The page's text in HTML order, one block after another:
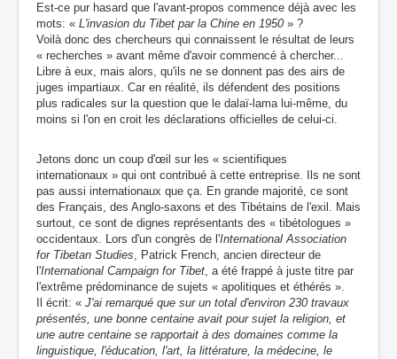
Est-ce pur hasard que l'avant-propos commence déjà avec les
mots: « L'invasion du Tibet par la Chine en 1950 » ?
Voilà donc des chercheurs qui connaissent le résultat de leurs
« recherches » avant même d'avoir commencé à chercher...
Libre à eux, mais alors, qu'ils ne se donnent pas des airs de
juges impartiaux. Car en réalité, ils défendent des positions
plus radicales sur la question que le dalaï-lama lui-même, du
moins si l'on en croit les déclarations officielles de celui-ci.
Jetons donc un coup d'œil sur les « scientifiques
internationaux » qui ont contribué à cette entreprise. Ils ne sont
pas aussi internationaux que ça. En grande majorité, ce sont
des Français, des Anglo-saxons et des Tibétains de l'exil. Mais
surtout, ce sont de dignes représentants des « tibétologues »
occidentaux. Lors d'un congrès de l'International Association
for Tibetan Studies, Patrick French, ancien directeur de
l'International Campaign for Tibet, a été frappé à juste titre par
l'extrême prédominance de sujets « apolitiques et éthérés ».
Il écrit: « J'ai remarqué que sur un total d'environ 230 travaux
présentés, une bonne centaine avait pour sujet la religion, et
une autre centaine se rapportait à des domaines comme la
linguistique, l'éducation, l'art, la littérature, la médecine, le